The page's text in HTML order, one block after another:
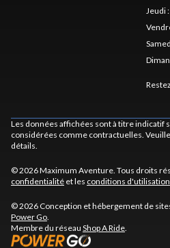
Jeudi:
Les données affichées sont à titre indicatif
considérées comme contractuelles.
détails.
© 2026 Maximum Aventure. Tous droits
confidentialité et les conditions d'utilisation
© 2026 Conception et hébergement de
Power Go.
Membre du réseau Shop A Ride.